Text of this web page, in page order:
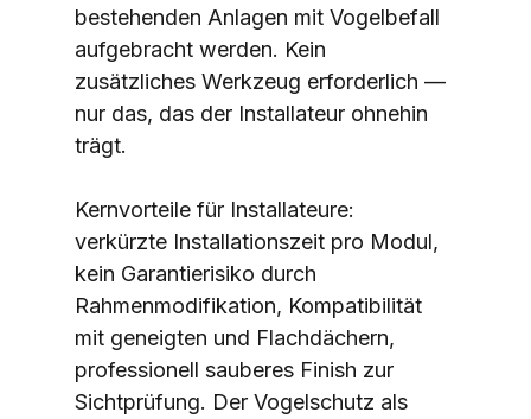
bestehenden Anlagen mit Vogelbefall
aufgebracht werden. Kein
zusätzliches Werkzeug erforderlich —
nur das, das der Installateur ohnehin
trägt.
Kernvorteile für Installateure:
verkürzte Installationszeit pro Modul,
kein Garantierisiko durch
Rahmenmodifikation, Kompatibilität
mit geneigten und Flachdächern,
professionell sauberes Finish zur
Sichtprüfung. Der Vogelschutz als